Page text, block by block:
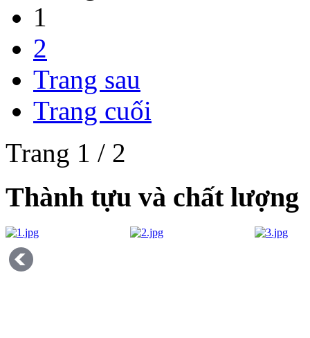
1
2
Trang sau
Trang cuối
Trang 1 / 2
Thành tựu và chất lượng